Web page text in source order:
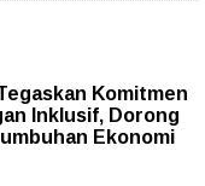
Komitmen
Inklusif, Dorong
Ekonomi